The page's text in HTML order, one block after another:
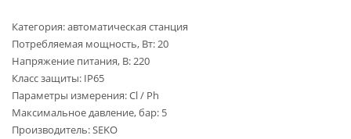
Категория: автоматическая станция
Потребляемая мощность, Вт: 20
Напряжение питания, В: 220
Класс защиты: IP65
Параметры измерения: Cl / Ph
Максимальное давление, бар: 5
Производитель: SEKO